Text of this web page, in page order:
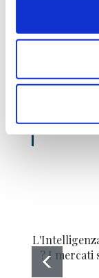
Gli
? I mercati